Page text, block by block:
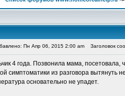
Пн Апр 06, 2015 2:00 am Заголовок
4 года. Позвонила мама, посетовала,
симптоматики из разговора вытянуть
основательно не упадет.